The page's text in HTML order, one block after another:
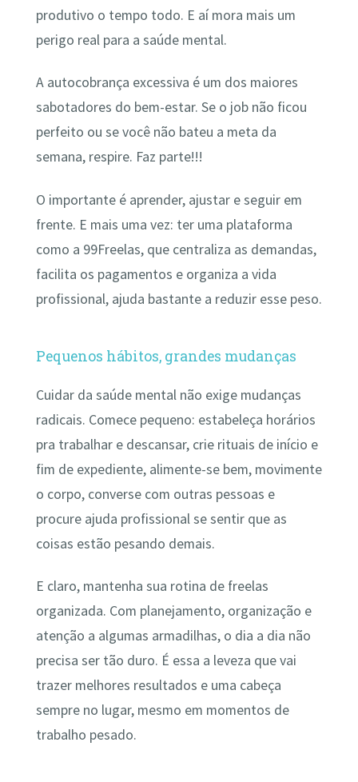
produtivo o tempo todo. E aí mora mais um
perigo real para a saúde mental.
A autocobrança excessiva é um dos maiores
sabotadores do bem-estar. Se o job não ficou
perfeito ou se você não bateu a meta da
semana, respire. Faz parte!!!
O importante é aprender, ajustar e seguir em
frente. E mais uma vez: ter uma plataforma
como a 99Freelas, que centraliza as demandas,
facilita os pagamentos e organiza a vida
profissional, ajuda bastante a reduzir esse peso.
Pequenos hábitos, grandes mudanças
Cuidar da saúde mental não exige mudanças
radicais. Comece pequeno: estabeleça horários
pra trabalhar e descansar, crie rituais de início e
fim de expediente, alimente-se bem, movimente
o corpo, converse com outras pessoas e
procure ajuda profissional se sentir que as
coisas estão pesando demais.
E claro, mantenha sua rotina de freelas
organizada. Com planejamento, organização e
atenção a algumas armadilhas, o dia a dia não
precisa ser tão duro. É essa a leveza que vai
trazer melhores resultados e uma cabeça
sempre no lugar, mesmo em momentos de
trabalho pesado.